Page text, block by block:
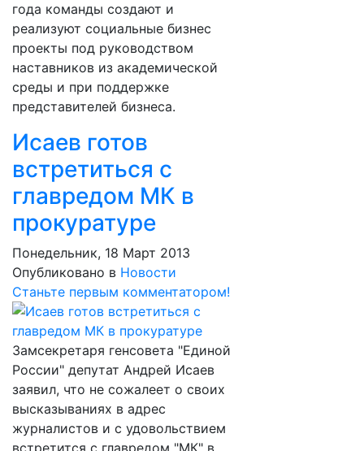
года команды создают и
реализуют социальные бизнес
проекты под руководством
наставников из академической
среды и при поддержке
представителей бизнеса.
Исаев готов
встретиться с
главредом МК в
прокуратуре
Понедельник, 18 Март 2013
Опубликовано в Новости
Станьте первым комментатором!
Замсекретаря генсовета "Единой
России" депутат Андрей Исаев
заявил, что не сожалеет о своих
высказываниях в адрес
журналистов и с удовольствием
встретится с главредом "МК" в